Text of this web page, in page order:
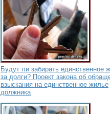
Будут ли забирать единственное
за долги? Проект закона об
взыскания на единственное жилье
должника